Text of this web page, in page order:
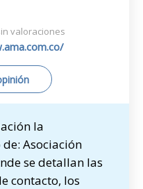
valoraciones
la
Asociación
se detallan las
contacto, los